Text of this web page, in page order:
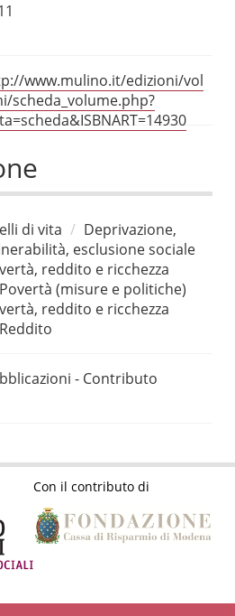
www.mulino.it/edizioni/vol
scheda_volume.php?
di vita
Deprivazione,
esclusione sociale
reddito e ricchezza
Povertà (misure e politiche)
reddito e ricchezza
Reddito
- Contributo
Con il contributo di